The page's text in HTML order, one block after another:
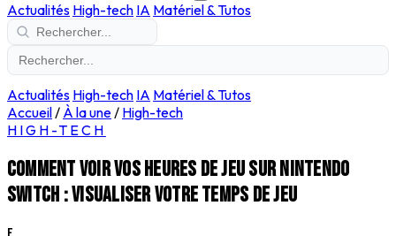
Actualités High-tech IA Matériel & Tutos
Actualités High-tech IA Matériel & Tutos
Accueil/ À la une/ High-tech
HIGH-TECH
Comment voir vos heures de jeu sur Nintendo
Switch : visualiser votre temps de jeu